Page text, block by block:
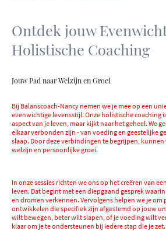
Ontdek jouw
Holistische Coaching
Jouw Pad naar Welzijn en Groei
Bij Balanscoach-Nancy nemen we je mee op een
evenwichtige levensstijl. Onze holistische coaching
aspect van je leven, maar kijkt naar het geheel. We
elkaar verbonden zijn - van voeding en geestelijke
slaap. Door deze verbindingen te begrijpen,
welzijn en persoonlijke groei.
In onze sessies richten we ons op het creëren van
leven. Dat begint met een diepgaand gesprek
en dromen verkennen. Vervolgens helpen we je om
ontwikkelen die specifiek zijn afgestemd op jouw
wilt bewegen, beter wilt slapen, of je voeding wilt
klaar om je te ondersteunen bij iedere stap die je zet.